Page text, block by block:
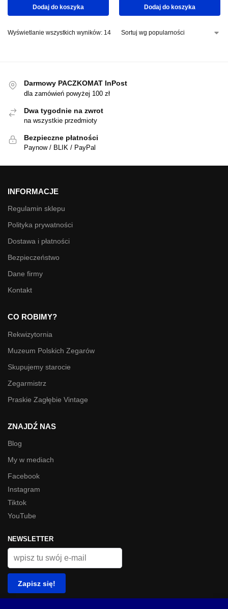
Dodaj do koszyka Dodaj do koszyka
Wyświetlanie wszystkich wyników: 14
Darmowy PACZKOMAT InPost
dla zamówień powyżej 100 zł
Dwa tygodnie na zwrot
na wszystkie przedmioty
Bezpieczne płatności
Paynow / BLIK / PayPal
INFORMACJE
Regulamin sklepu
Polityka prywatności
Dostawa i płatności
Bezpieczeństwo
Dane firmy
Kontakt
CO ROBIMY?
Rekwizytornia
Muzeum Polskich Zegarów
Skupujemy starocie
Zegarmistrz
Praskie Zagłębie Vintage
ZNAJDŹ NAS
Blog
My w mediach
Facebook
Instagram
Tiktok
YouTube
NEWSLETTER